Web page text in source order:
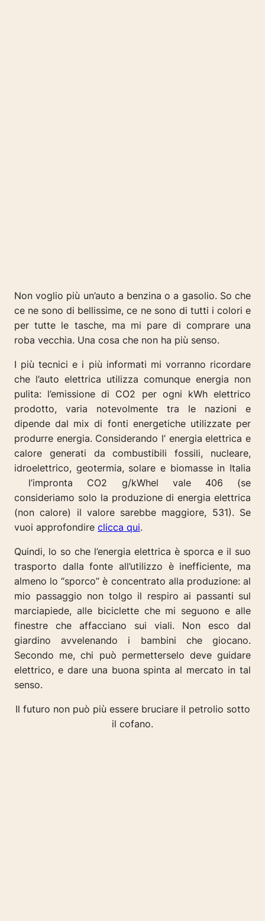
Non voglio più un’auto a benzina o a gasolio. So che
ce ne sono di bellissime, ce ne sono di tutti i colori e
per tutte le tasche, ma mi pare di comprare una
roba vecchia. Una cosa che non ha più senso.
I più tecnici e i più informati mi vorranno ricordare
che l’auto elettrica utilizza comunque energia non
pulita: l’emissione di CO2 per ogni kWh elettrico
prodotto, varia notevolmente tra le nazioni e
dipende dal mix di fonti energetiche utilizzate per
produrre energia. Considerando l’ energia elettrica e
calore generati da combustibili fossili, nucleare,
idroelettrico, geotermia, solare e biomasse in Italia
l’impronta CO2 g/kWhel vale 406 (se
consideriamo solo la produzione di energia elettrica
(non calore) il valore sarebbe maggiore, 531). Se
vuoi approfondire clicca qui.
Quindi, lo so che l’energia elettrica è sporca e il suo
trasporto dalla fonte all’utilizzo è inefficiente, ma
almeno lo “sporco” è concentrato alla produzione: al
mio passaggio non tolgo il respiro ai passanti sul
marciapiede, alle biciclette che mi seguono e alle
finestre che affacciano sui viali. Non esco dal
giardino avvelenando i bambini che giocano.
Secondo me, chi può permetterselo deve guidare
elettrico, e dare una buona spinta al mercato in tal
senso.
Il futuro non può più essere bruciare il petrolio sotto
il cofano.